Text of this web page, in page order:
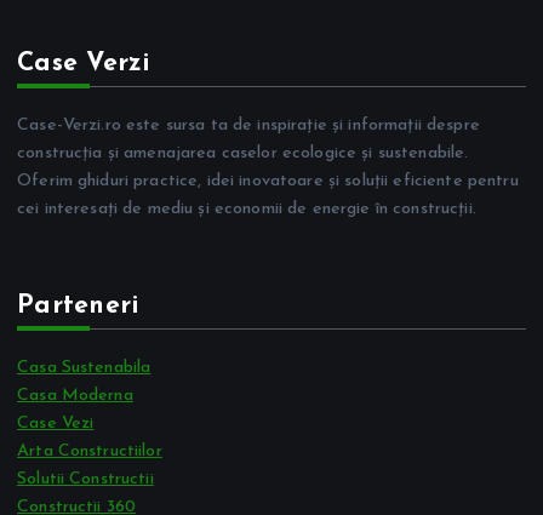
Case Verzi
Case-Verzi.ro este sursa ta de inspirație și informații despre
construcția și amenajarea caselor ecologice și sustenabile.
Oferim ghiduri practice, idei inovatoare și soluții eficiente pentru
cei interesați de mediu și economii de energie în construcții.
Parteneri
Casa Sustenabila
Casa Moderna
Case Vezi
Arta Constructiilor
Solutii Constructii
Constructii 360